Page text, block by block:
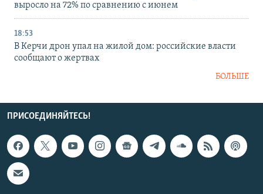
выросло на 72% по сравнению с июнем
18:53
В Керчи дрон упал на жилой дом: российские власти
сообщают о жертвах
БОЛЬШЕ
ПРИСОЕДИНЯЙТЕСЬ!